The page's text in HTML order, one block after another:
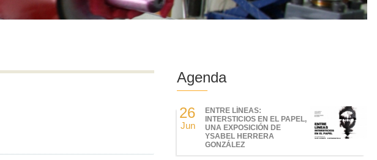
Agenda
26
Jun
ENTRE LÍNEAS:
INTERSTICIOS EN EL PAPEL,
UNA EXPOSICIÓN DE
YSABEL HERRERA
GONZÁLEZ